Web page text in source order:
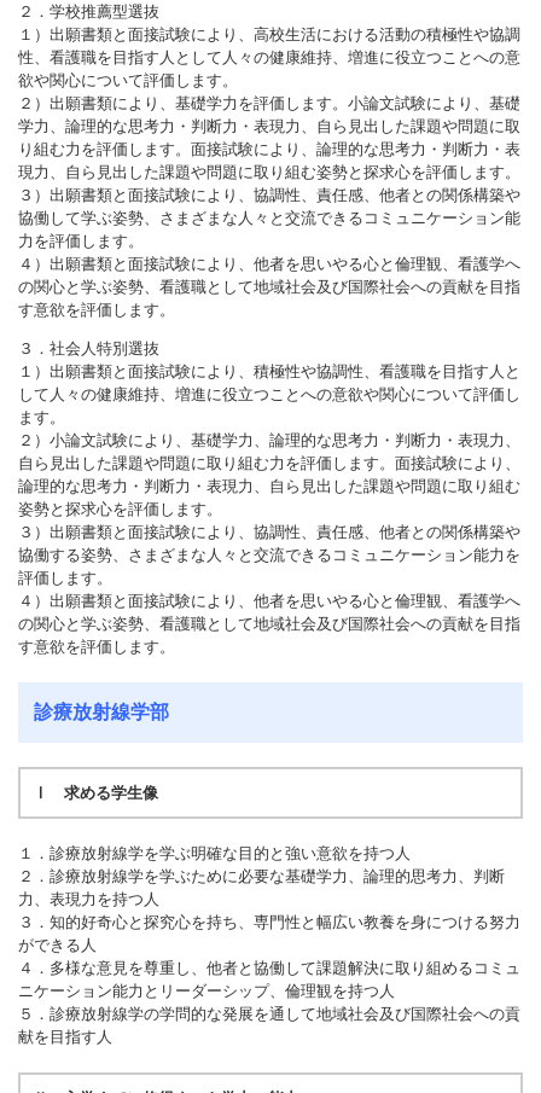
２．学校推薦型選抜
１）出願書類と面接試験により、高校生活における活動の積極性や協調
性、看護職を目指す人として人々の健康維持、増進に役立つことへの意
欲や関心について評価します。
２）出願書類により、基礎学力を評価します。小論文試験により、基礎
学力、論理的な思考力・判断力・表現力、自ら見出した課題や問題に取
り組む力を評価します。面接試験により、論理的な思考力・判断力・表
現力、自ら見出した課題や問題に取り組む姿勢と探求心を評価します。
３）出願書類と面接試験により、協調性、責任感、他者との関係構築や
協働して学ぶ姿勢、さまざまな人々と交流できるコミュニケーション能
力を評価します。
４）出願書類と面接試験により、他者を思いやる心と倫理観、看護学へ
の関心と学ぶ姿勢、看護職として地域社会及び国際社会への貢献を目指
す意欲を評価します。
３．社会人特別選抜
１）出願書類と面接試験により、積極性や協調性、看護職を目指す人と
して人々の健康維持、増進に役立つことへの意欲や関心について評価し
ます。
２）小論文試験により、基礎学力、論理的な思考力・判断力・表現力、
自ら見出した課題や問題に取り組む力を評価します。面接試験により、
論理的な思考力・判断力・表現力、自ら見出した課題や問題に取り組む
姿勢と探求心を評価します。
３）出願書類と面接試験により、協調性、責任感、他者との関係構築や
協働する姿勢、さまざまな人々と交流できるコミュニケーション能力を
評価します。
４）出願書類と面接試験により、他者を思いやる心と倫理観、看護学へ
の関心と学ぶ姿勢、看護職として地域社会及び国際社会への貢献を目指
す意欲を評価します。
診療放射線学部
Ⅰ 求める学生像
１．診療放射線学を学ぶ明確な目的と強い意欲を持つ人
２．診療放射線学を学ぶために必要な基礎学力、論理的思考力、判断
力、表現力を持つ人
３．知的好奇心と探究心を持ち、専門性と幅広い教養を身につける努力
ができる人
４．多様な意見を尊重し、他者と協働して課題解決に取り組めるコミュ
ニケーション能力とリーダーシップ、倫理観を持つ人
５．診療放射線学の学問的な発展を通して地域社会及び国際社会への貢
献を目指す人